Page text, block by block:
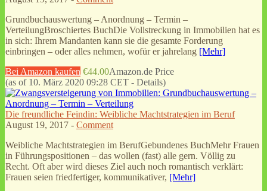
Grundbuchauswertung – Anordnung – Termin –
VerteilungBroschiertes BuchDie Vollstreckung in Immobilien hat es
in sich: Ihrem Mandanten kann sie die gesamte Forderung
einbringen – oder alles nehmen, wofür er jahrelang [Mehr]
Bei Amazon kaufen €44.00Amazon.de Price
(as of 10. März 2020 09:28 CET - Details)
Die freundliche Feindin: Weibliche Machtstrategien im Beruf
August 19, 2017 - Comment
Weibliche Machtstrategien im BerufGebundenes BuchMehr Frauen
in Führungspositionen – das wollen (fast) alle gern. Völlig zu
Recht. Oft aber wird dieses Ziel auch noch romantisch verklärt:
Frauen seien friedfertiger, kommunikativer, [Mehr]